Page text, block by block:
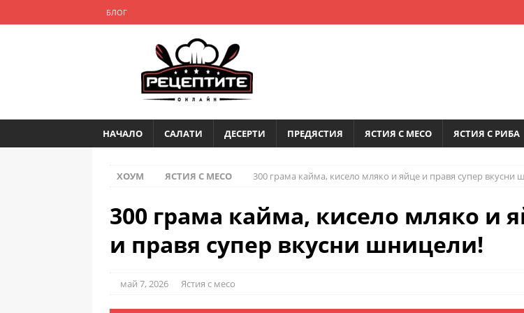
БЛОГ
НАЧАЛО САЛАТИ ДЕСЕРТИ ПРЕДЯСТИЯ ЯСТИЯ С МЕСО ЯСТИЯ С РИБА
ХОУМ ЯСТИЯ С МЕСО 300 грама кайма, кисело мляко и яйце и правя супер вкусни
300 грама кайма, кисело мляко и
и правя супер вкусни шницели!
май 7, 2026 Ястия с месо